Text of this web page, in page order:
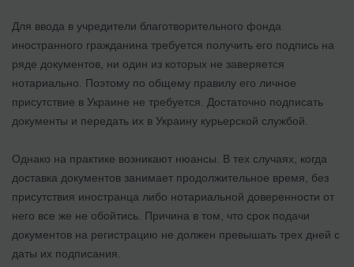
Для ввода в учредители благотворительного фонда
иностранного гражданина требуется получить его подпись на
ряде документов, ни один из которых не заверяется
нотариально. Поэтому по общему правилу его личное
присутствие в Украине не требуется. Достаточно подписать
документы и передать их в Украину курьерской службой.
Однако на практике возникают нюансы. В тех случаях, когда
доставка документов занимает продолжительное время, без
присутствия иностранца либо нотариальной доверенности от
него все же не обойтись. Причина в том, что срок подачи
документов на регистрацию не должен превышать трех дней с
даты их подписания.